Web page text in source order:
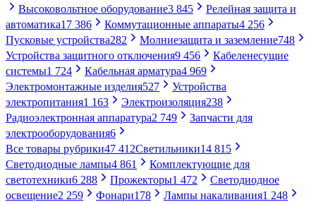
Высоковольтное оборудование3 845
Релейная защита и
автоматика17 386 Коммутационные аппараты4 256
Пусковые устройства282 Молниезащита и заземление748
Устройства защитного отключения9 456
Кабеленесущие
системы1 724 Кабельная арматура4 969
Электромонтажные изделия527
Устройства
электропитания1 163 Электроизоляция238
Радиоэлектронная аппаратура2 749
Запчасти для
электрооборудования6
Все товары рубрики47 412Светильники14 815
Светодиодные лампы4 861
Комплектующие для
светотехники6 288 Прожекторы1 472
Светодиодное
освещение2 259 Фонари178 Лампы накаливания1 248